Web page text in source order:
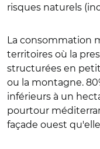
risques naturels
La consommation
territoires où la
structurées en
ou la montagne.
inférieurs à un
pourtour
façade ouest